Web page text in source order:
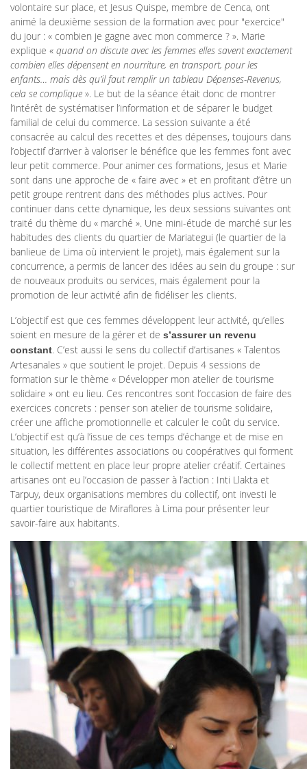
volontaire sur place, et Jesus Quispe, membre de Cenca, ont
animé la deuxième session de la formation avec pour "exercice"
du jour : « combien je gagne avec mon commerce ? ». Marie
explique « quand on discute avec les femmes elles savent exactement
combien elles dépensent en nourriture, en transport, pour les
enfants… mais dès qu’il faut remplir un tableau Dépenses-Revenus,
cela se complique ». Le but de la séance était donc de montrer
l’intérêt de systématiser l’information et de séparer le budget
familial de celui du commerce. La session suivante a été
consacrée au calcul des recettes et des dépenses, toujours dans
l’objectif d’arriver à valoriser le bénéfice que les femmes font avec
leur petit commerce. Pour animer ces formations, Jesus et Marie
sont dans une approche de « faire avec » et en profitant d’être un
petit groupe rentrent dans des méthodes plus actives. Pour
continuer dans cette dynamique, les deux sessions suivantes ont
traité du thème du « marché ». Une mini-étude de marché sur les
habitudes des clients du quartier de Mariategui (le quartier de la
banlieue de Lima où intervient le projet), mais également sur la
concurrence, a permis de lancer des idées au sein du groupe : sur
de nouveaux produits ou services, mais également pour la
promotion de leur activité afin de fidéliser les clients.
L’objectif est que ces femmes développent leur activité, qu’elles
soient en mesure de la gérer et de s’assurer un revenu
constant. C’est aussi le sens du collectif d’artisanes « Talentos
Artesanales » que soutient le projet. Depuis 4 sessions de
formation sur le thème « Développer mon atelier de tourisme
solidaire » ont eu lieu. Ces rencontres sont l’occasion de faire des
exercices concrets : penser son atelier de tourisme solidaire,
créer une affiche promotionnelle et calculer le coût du service.
L’objectif est qu’à l’issue de ces temps d’échange et de mise en
situation, les différentes associations ou coopératives qui forment
le collectif mettent en place leur propre atelier créatif. Certaines
artisanes ont eu l’occasion de passer à l’action : Inti Llakta et
Tarpuy, deux organisations membres du collectif, ont investi le
quartier touristique de Miraflores à Lima pour présenter leur
savoir-faire aux habitants.